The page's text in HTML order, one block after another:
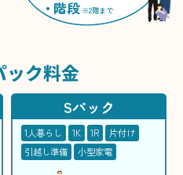
階段 ※2階まで
ック料金
Sパック
1人暮らし 1K 1R
片付け
引越し準備
小型家電